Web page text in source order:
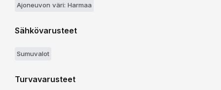
Ajoneuvon väri: Harmaa
Sähkövarusteet
Sumuvalot
Turvavarusteet